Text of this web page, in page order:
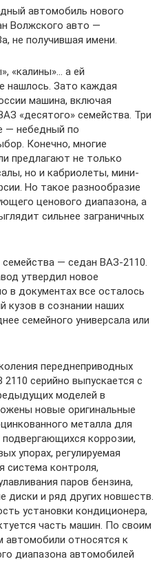
автомобиль нового
Волжского авто —
не получившая имени.
«калины»… а ей
нашлось. Зато каждая
машина, включая
«десятого» семейства. Три
— небедный по
Конечно, многие
предлагают не только
но и кабриолеты, мини-
Но такое разнообразие
ценового диапазона, а
сильнее заграничных
— седан ВАЗ-2110.
утвердил новое
в документах все осталось
кузов в сознании наших
семейного универсала или
переднеприводных
серийно выпускается с
моделей в
новые оригинальные
металла для
коррозии,
упорах, регулируемая
система контроля,
паров бензина,
и ряд других новшеств.
установки кондиционера,
часть машин. По своим
автомобили относятся к
диапазона автомобилей